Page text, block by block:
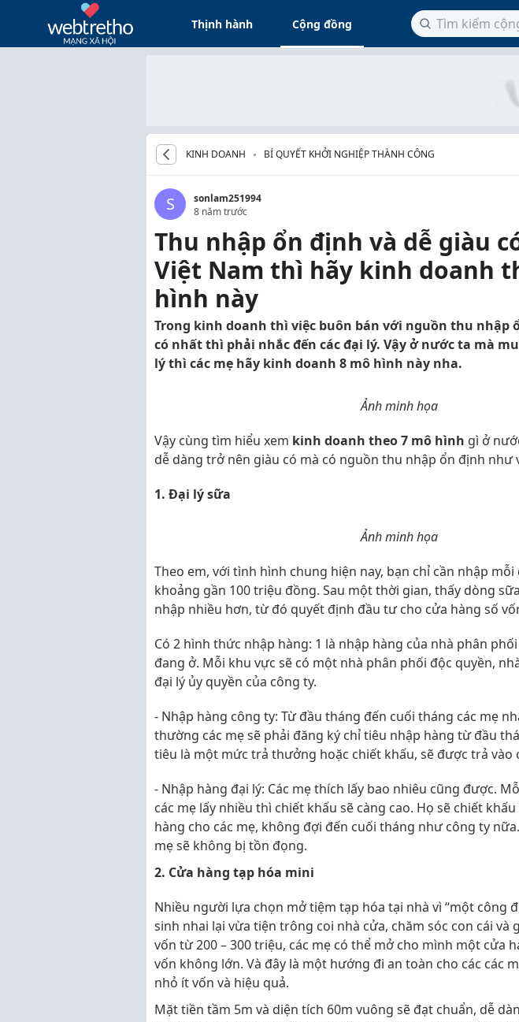
Thịnh hành Cộng đồng
KINH DOANH BÍ QUYẾT KHỞI NGHIỆP THÀNH CÔNG
S
sonlam251994
8 năm trước
Thu nhập ổn định và dễ giàu
Việt Nam thì hãy kinh doanh
hình này
Trong kinh doanh thì việc buôn bán với nguồn thu nhập
có nhất thì phải nhắc đến các đại lý. Vậy ở nước ta mà
lý thì các mẹ hãy kinh doanh 8 mô hình này nha.
Ảnh minh họa
Vậy cùng tìm hiểu xem kinh doanh theo 7 mô hình gì ở
dễ dàng trở nên giàu có mà có nguồn thu nhập ổn định như
1. Đại lý sữa
Ảnh minh họa
Theo em, với tình hình chung hiện nay, bạn chỉ cần nhập mỗi
khoảng gần 100 triệu đồng. Sau một thời gian, thấy dòng
nhập nhiều hơn, từ đó quyết định đầu tư cho cửa hàng số
Có 2 hình thức nhập hàng: 1 là nhập hàng của nhà phân
đang ở. Mỗi khu vực sẽ có một nhà phân phối độc quyền,
đại lý ủy quyền của công ty.
- Nhập hàng công ty: Từ đầu tháng đến cuối tháng các mẹ
thường các mẹ sẽ phải đăng ký chỉ tiêu nhập hàng từ đầu
tiêu là một mức trả thưởng hoặc chiết khấu, sẽ được trả vào
- Nhập hàng đại lý: Các mẹ thích lấy bao nhiêu cũng được.
các mẹ lấy nhiều thì chiết khấu sẽ càng cao. Họ sẽ chiết
hàng cho các mẹ, không đợi đến cuối tháng như công ty
mẹ sẽ không bị tồn đọng.
2. Cửa hàng tạp hóa mini
Nhiều người lựa chọn mở tiệm tạp hóa tại nhà vì “một công
sinh nhai lại vừa tiện trông coi nhà cửa, chăm sóc con cái và
vốn từ 200 – 300 triệu, các mẹ có thể mở cho mình một cửa
vốn không lớn. Và đây là một hướng đi an toàn cho các các
nhỏ ít vốn và hiệu quả.
Mặt tiền tầm 5m và diện tích 60m vuông sẽ đạt chuẩn, dễ